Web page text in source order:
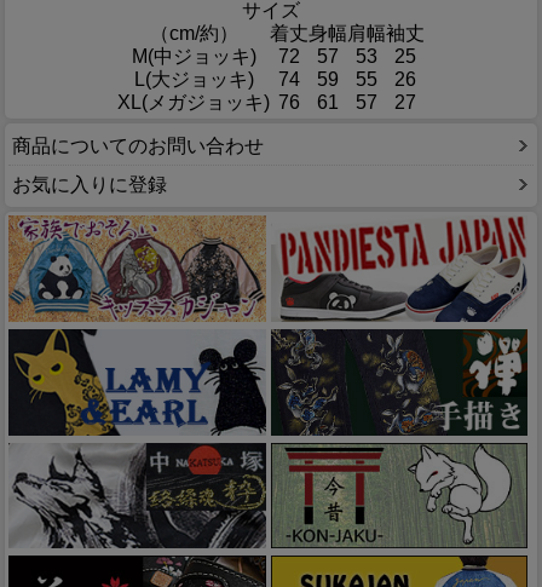
サイズ
（cm/約）
着丈身幅肩幅袖丈
M(中ジョッキ)
72 57 53
25
L(大ジョッキ)
74 59 55
26
XL(メガジョッキ) 76 61 57 27
商品についてのお問い合わせ
お気に入りに登録